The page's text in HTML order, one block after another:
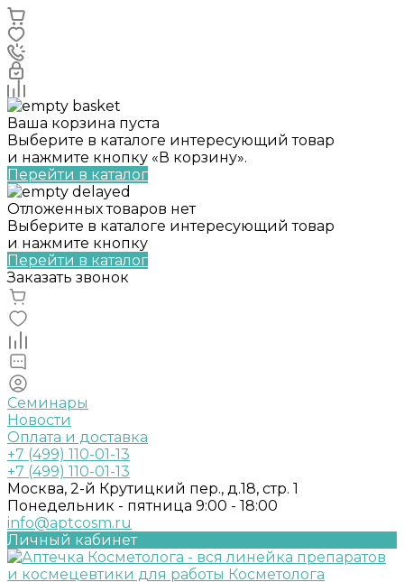
Ваша корзина пуста
Выберите в каталоге интересующий товар
и нажмите кнопку «В корзину».
Перейти в каталог
Отложенных товаров нет
Выберите в каталоге интересующий товар
и нажмите кнопку
Перейти в каталог
Заказать звонок
Семинары
Новости
Оплата и доставка
+7 (499) 110-01-13
+7 (499) 110-01-13
Москва, 2-й Крутицкий пер., д.18, стр. 1
Понедельник - пятница 9:00 - 18:00
info@aptcosm.ru
Личный кабинет